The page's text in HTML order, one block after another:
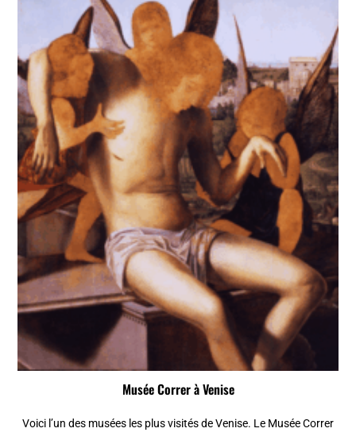
Musée Correr à Venise
Voici l’un des musées les plus visités de Venise. Le Musée Correr